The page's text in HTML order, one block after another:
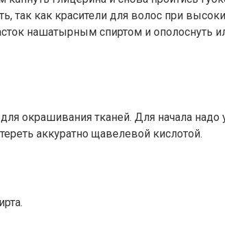
так как красители для волос при
нашатырным спиртом и ополоснуть
окрашивания тканей. Для начала надо
аккуратно щавелевой кислотой.